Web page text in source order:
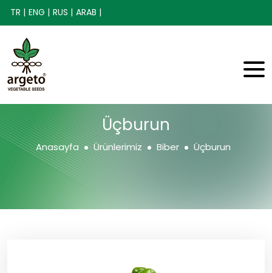
TR | ENG | RUS | ARAB |
Üçburun
Anasayfa Ürünlerimiz Biber Üçburun